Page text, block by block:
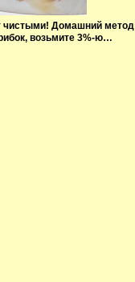
чистыми! Домашний метод
возьмите 3%-ю…